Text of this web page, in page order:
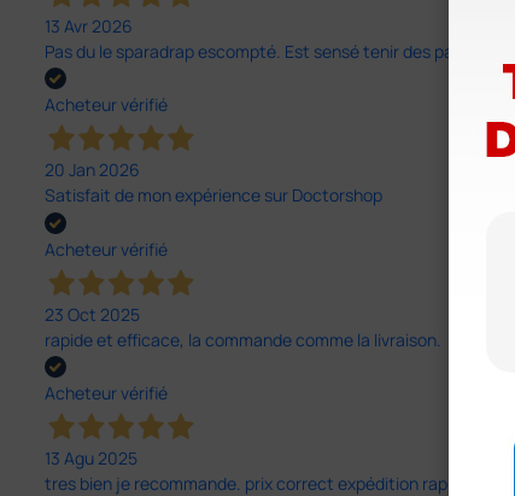
13 Avr 2026
Pas du le sparadrap escompté. Est sensé tenir des
Acheteur vérifié
20 Jan 2026
Satisfait de mon expérience sur Doctorshop
Acheteur vérifié
23 Oct 2025
rapide et efficace, la commande comme la livraison.
Acheteur vérifié
13 Agu 2025
tres bien je recommande. prix correct expédition rapide.